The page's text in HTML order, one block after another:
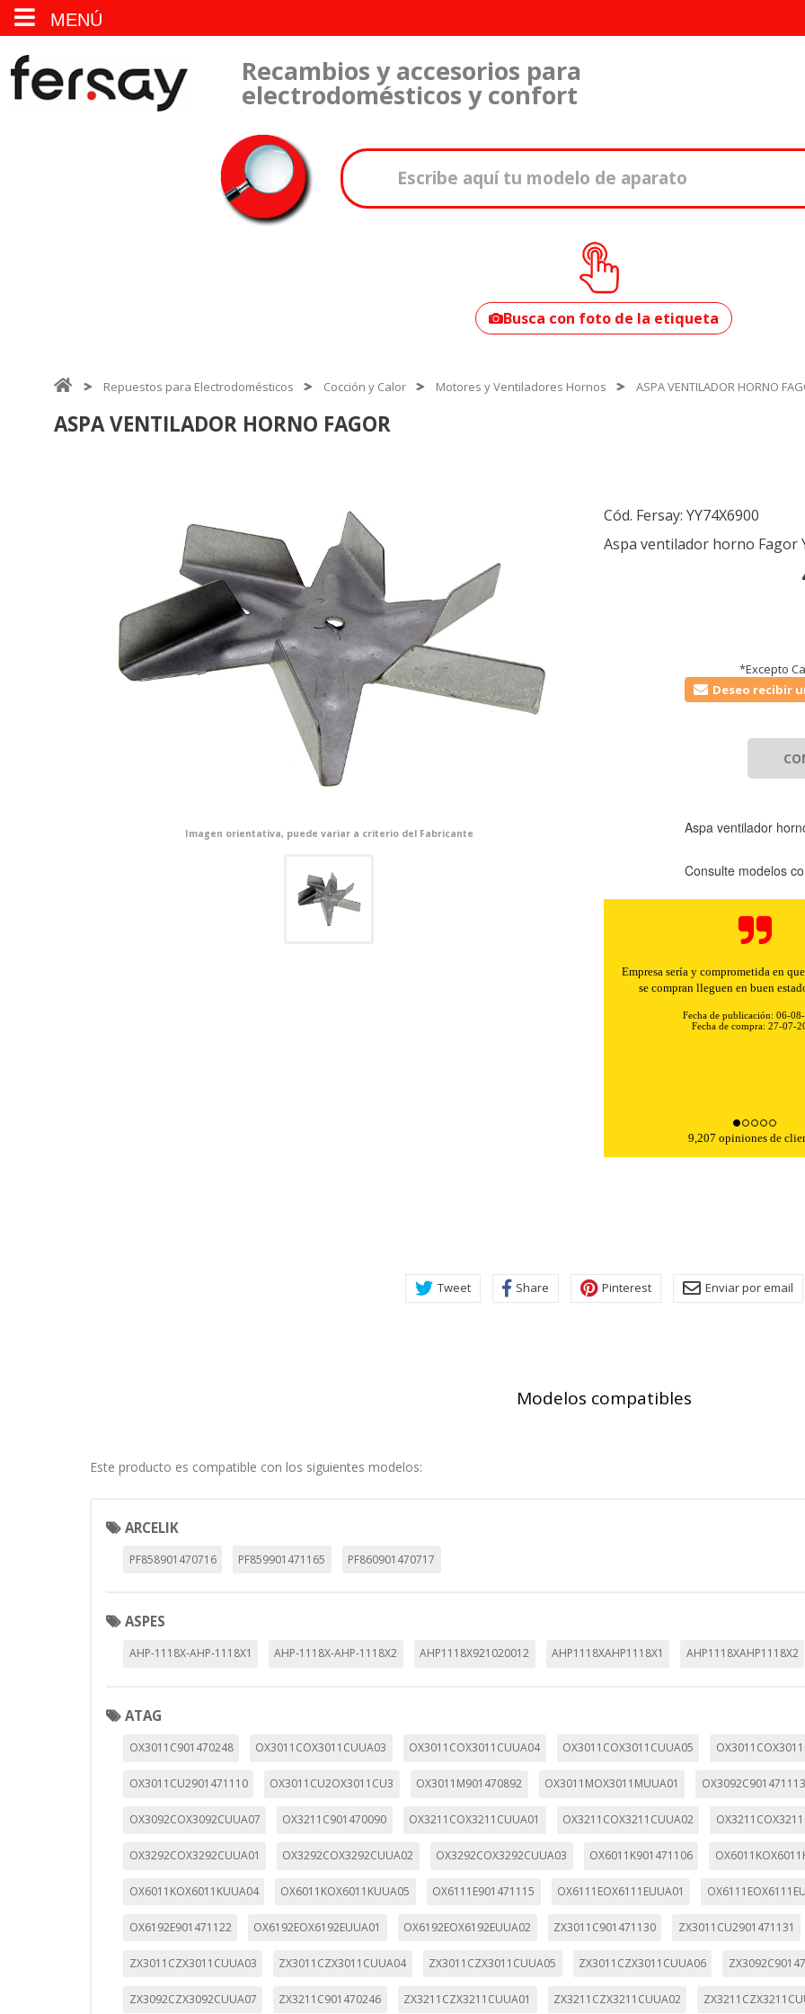
MENÚ
Recambios y accesorios para
electrodomésticos y confort
tu modelo?
Busca con foto de la etiqueta
Repuestos para Electrodomésticos Cocción y Calor Motores y Ventiladores Hornos ASPA VENTILADOR HORNO
ASPA VENTILADOR HORNO FAGOR
Imagen orientativa, puede variar a criterio del Fabricante
Cód. Fersay: YY74X6900
Aspa ventilador horno Fagor
*Excepto
Deseo recibir
Aspa ventilador
Consulte modelos
Buenos precios y muy rápidos
Fecha de compra: 30-07-
9,207 opiniones de
Tweet Share Pinterest Enviar por email
Modelos compatibles
Este producto es compatible con los siguientes modelos:
ARCELIK
PF858901470716 PF859901471165 PF860901470717
ASPES
AHP-1118X-AHP-1118X1 AHP-1118X-AHP-1118X2 AHP1118X921020012 AHP1118XAHP1118X1 AHP1118XAHP1118X2
ATAG
OX3011C901470248 OX3011COX3011CUUA03 OX3011COX3011CUUA04 OX3011COX3011CUUA05
OX3011CU2901471110 OX3011CU2OX3011CU3 OX3011M901470892 OX3011MOX3011MUUA01 OX3092C901471113
OX3092COX3092CUUA07 OX3211C901470090 OX3211COX3211CUUA01 OX3211COX3211CUUA02
OX3292COX3292CUUA01 OX3292COX3292CUUA02 OX3292COX3292CUUA03 OX6011K901471106
OX6011KOX6011KUUA04 OX6011KOX6011KUUA05 OX6111E901471115 OX6111EOX6111EUUA01
OX6192E901471122 OX6192EOX6192EUUA01 OX6192EOX6192EUUA02 ZX3011C901471130 ZX3011CU2901471131
ZX3011CZX3011CUUA03 ZX3011CZX3011CUUA04 ZX3011CZX3011CUUA05 ZX3011CZX3011CUUA06
ZX3092CZX3092CUUA07 ZX3211C901470246 ZX3211CZX3211CUUA01 ZX3211CZX3211CUUA02
Estas cookies son necesarias para que el sitio web funcione y no se pueden desactivar en
información de identificación personal.
Cookies de rendimiento
ayudan a saber qué páginas son las más o menos visitadas, y cómo los visitantes navegan por el
Cookies Utilizadas: